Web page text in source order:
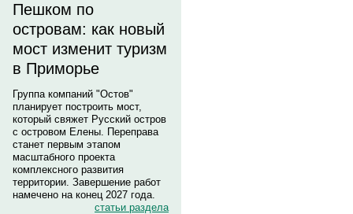
Пешком по
островам: как новый
мост изменит туризм
в Приморье
Группа компаний "Остов"
планирует построить мост,
который свяжет Русский остров
с островом Елены. Переправа
станет первым этапом
масштабного проекта
комплексного развития
территории. Завершение работ
намечено на конец 2027 года.
статьи раздела